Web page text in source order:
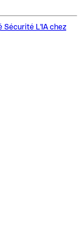
Sécurité L'IA chez